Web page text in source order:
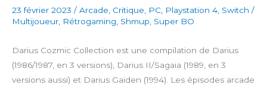
23 février 2023 / Arcade Critique PC Playstation 4 Switch /
Multijoueur Rétrogaming Shmup Super BO
Darius Cozmic Collection est une compilation de Darius
(1986/1987, en 3 versions), Darius II/Sagaia (1989, en 3
versions aussi) et Darius Gaiden (1994). Les épisodes arcade